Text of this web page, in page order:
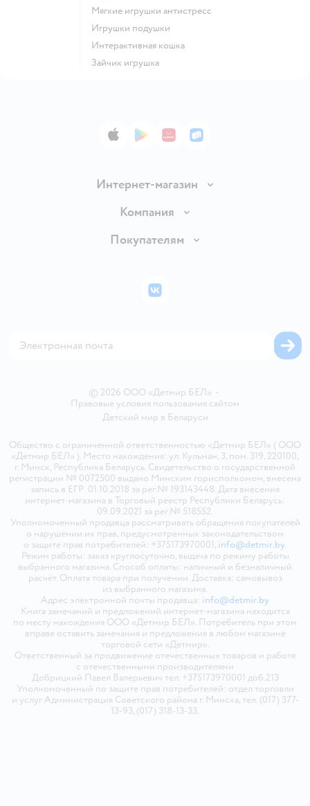
Мягкие игрушки антистресс
Игрушки подушки
Интерактивная кошка
Зайчик игрушка
App StoreGoogle Play
AppGallery
RuStore
Интернет-магазин
Доставка и оплата
Правила продажи
Политика использования файлов cookie
Компания
Вакансии
Покупателям
Бонусные карты
© 2026 ООО «Детмир БЕЛ» •
Правовые условия пользования сайтом
Детский мир в Беларуси
Общество с ограниченной ответственностью «Детмир БЕЛ» ( ООО
«Детмир БЕЛ» ). Место нахождения: ул. Кульман, 3, пом. 319, 220100,
г. Минск, Республика Беларусь. Свидетельство о государственной
регистрации № 0072500 выдано Минским горисполкомом, внесена
запись в ЕГР 01.10.2018 за рег.№ 193143448. Дата внесения
интернет-магазина в Торговый реестр Республики Беларусь:
09.09.2021 за рег.№ 518552.
Уполномоченный продавца рассматривать обращения покупателей
о нарушении их прав, предусмотренных законодательством
о защите прав потребителей: +375173970001, info@detmir.by.
Режим работы: заказ круглосуточно, выдача по режиму работы
выбранного магазина. Способ оплаты: наличный и безналичный
расчёт. Оплата товара при получении. Доставка: самовывоз
из выбранного магазина.
Адрес электронной почты продавца: info@detmir.by
Книга замечаний и предложений интернет-магазина находится
по месту нахождения ООО «Детмир БЕЛ». Потребитель при этом
вправе оставить замечания и предложения в любом магазине
торговой сети «Детмир».
Ответственный за продвижение отечественных товаров и работе
с отечественными производителями
Добрицкий Павел Валерьевич тел. +375173970001 доб.213
Уполномоченный по защите прав потребителей: отдел торговли
и услуг Администрация Советского района г. Минска, тел. (017) 377-
13-93, (017) 318-13-33.
ВКонтакте